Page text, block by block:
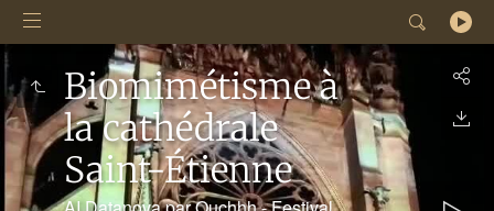
Biomimétisme à
la cathédrale
Saint-Étienne